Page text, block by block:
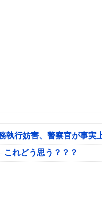
行妨害、警察官が事実
れどう思う？？？